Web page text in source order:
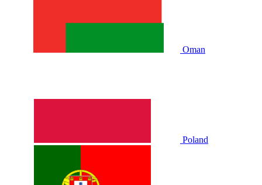
Oman
Poland